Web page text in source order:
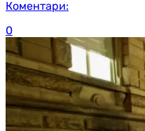
Коментари:
0